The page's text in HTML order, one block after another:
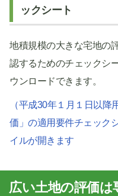
ックシート
地積規模の大きな宅地の
認するためのチェックシ
ウンロードできます。
（平成30年１月１日以
価」の適用要件チェック
イルが開きます
広い土地の評価は